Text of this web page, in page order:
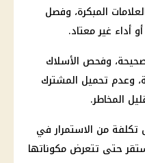
المبكرة، وفصل
أداء غير معتاد.
وفحص الأسلاك
وعدم تحميل المشترك
المخاطر.
من الاستمرار في
حتى تتعرض مكوناتها